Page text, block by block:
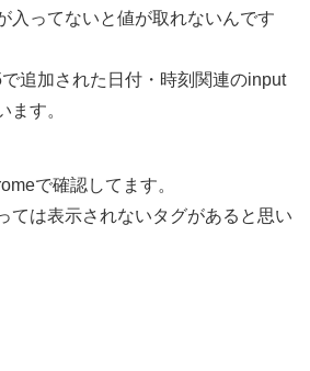
入ってないと値が取れないんです
追加された日付・時刻関連のinput
ます。
で確認してます。
ては表示されないタグがあると思い